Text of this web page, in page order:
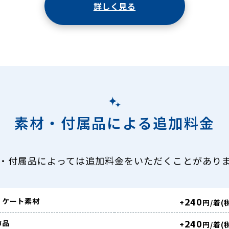
詳しく見る
素材・付属品による追加料金
付属品によっては追加料金をいただくことがあり
ート素材 +240円/着(
+240円/着(